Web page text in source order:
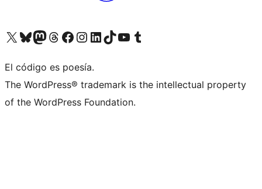
Visit our X (formerly Twitter) account
Visit our Bluesky account
Visit our Mastodon account
Visit our Threads account
Visita nuestra página de Facebook
Visita nuestra cuenta de Instagram
Visita nuestra cuenta de LinkedIn
Visit our TikTok account
Visita nuestro canal de YouTube
Visit our Tumblr account
El código es poesía.
The WordPress® trademark is the intellectual property
of the WordPress Foundation.